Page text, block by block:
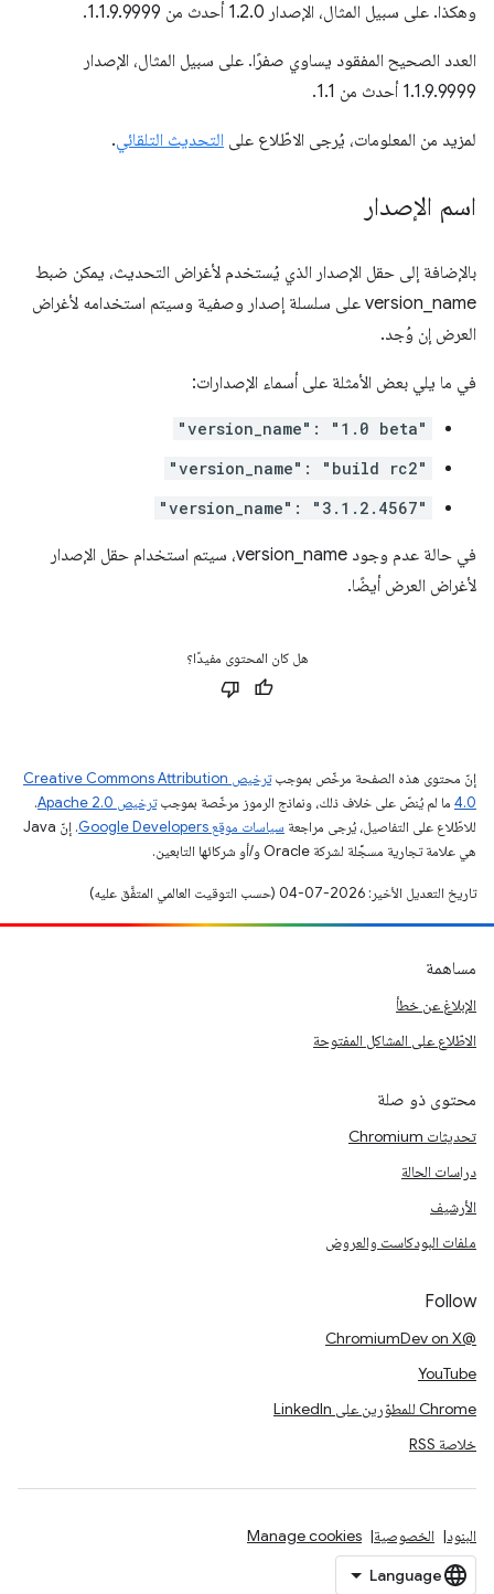
وهكذا. على سبيل المثال، الإصدار 1.2.0 أحدث من 1.1.9.9999.
العدد الصحيح المفقود يساوي صفرًا. على سبيل المثال، الإصدار
1.1.9.9999 أحدث من 1.1.
لمزيد من المعلومات، يُرجى الاطّلاع على التحديث التلقائي.
اسم الإصدار
بالإضافة إلى حقل الإصدار الذي يُستخدم لأغراض التحديث، يمكن ضبط
version_name على سلسلة إصدار وصفية وسيتم استخدامه لأغراض
العرض إن وُجد.
في ما يلي بعض الأمثلة على أسماء الإصدارات:
"version_name": "1.0 beta"
"version_name": "build rc2"
"version_name": "3.1.2.4567"
في حالة عدم وجود version_name، سيتم استخدام حقل الإصدار
لأغراض العرض أيضًا.
هل كان المحتوى مفيدًا؟
إنّ محتوى هذه الصفحة مرخّص بموجب
ترخيص Creative Commons Attribution
4.0‏ ما لم يُنصّ على خلاف ذلك، ونماذج الرموز مرخّصة بموجبترخيص Apache 2.0‏
.
للاطّلاع على التفاصيل، يُرجى مراجعة سياسات موقع Google Developers‏
. إنّ Java
هي علامة تجارية مسجَّلة لشركة Oracle و/أو شركائها التابعين.
تاريخ التعديل الأخير: 2026-07-04 (حسب التوقيت العالمي المتفَّق عليه)
مساهمة
الإبلاغ عن خطأ
الاطّلاع على المشاكل المفتوحة
محتوى ذو صلة
تحديثات Chromium
دراسات الحالة
الأرشيف
ملفات البودكاست والعروض
Follow
@ChromiumDev on X
YouTube
Chrome للمطوّرين على LinkedIn
خلاصة RSS
البنود الخصوصية Manage cookies